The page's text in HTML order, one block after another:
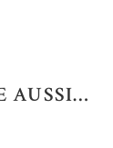
AUSSI…